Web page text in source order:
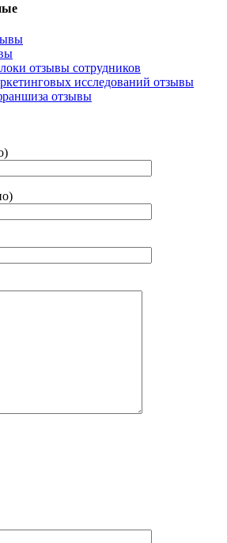
отзывы сотрудников
исследований отзывы
отзывы